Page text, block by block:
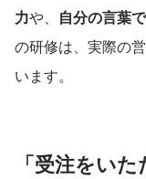
力や、 自分の言葉
の研修は、実際の
います。
「受注をい